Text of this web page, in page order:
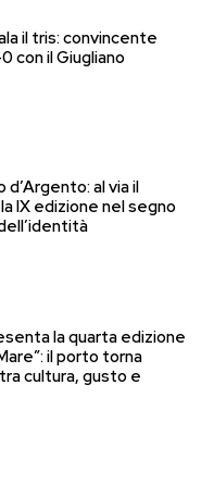
il tris: convincente
con il Giugliano
d’Argento: al via il
IX edizione nel segno
la quarta edizione
il porto torna
cultura, gusto e